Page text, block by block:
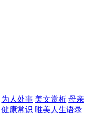
为人处事 美文赏析 母亲
健康常识 唯美人生语录